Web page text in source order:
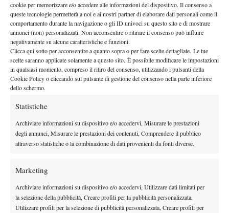
cookie per memorizzare e/o accedere alle informazioni del dispositivo. Il consenso a
queste tecnologie permetterà a noi e ai nostri partner di elaborare dati personali come il
comportamento durante la navigazione o gli ID univoci su questo sito e di mostrare
annunci (non) personalizzati. Non acconsentire o ritirare il consenso può influire
negativamente su alcune caratteristiche e funzioni.
Clicca qui sotto per acconsentire a quanto sopra o per fare scelte dettagliate. Le tue
scelte saranno applicate solamente a questo sito. È possibile modificare le impostazioni
in qualsiasi momento, compreso il ritiro del consenso, utilizzando i pulsanti della
Cookie Policy o cliccando sul pulsante di gestione del consenso nella parte inferiore
dello schermo.
Statistiche
Archiviare informazioni su dispositivo e/o accedervi, Misurare le prestazioni
degli annunci, Misurare le prestazioni dei contenuti, Comprendere il pubblico
attraverso statistiche o la combinazione di dati provenienti da fonti diverse.
Marketing
Archiviare informazioni su dispositivo e/o accedervi, Utilizzare dati limitati per
la selezione della pubblicità, Creare profili per la pubblicità personalizzata,
Utilizzare profili per la selezione di pubblicità personalizzata, Creare profili per
Forse avevamo ragione.. forse
21 Febbraio 2012
Alessandro Nizegorodcew
Facebook
Youtube